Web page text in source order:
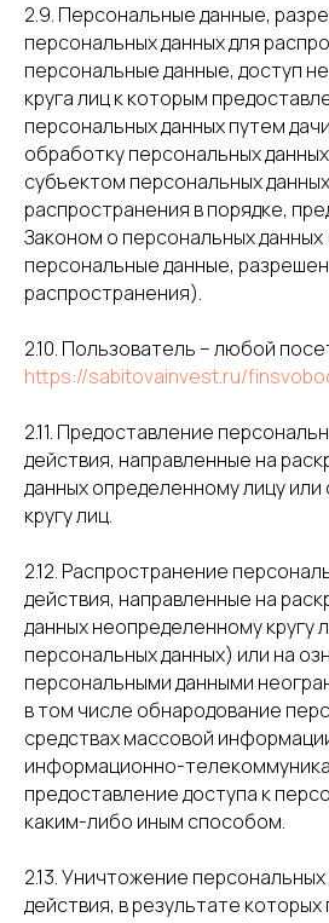
2.9. Персональные данные,
персональных данных для
персональные данные, доступ
круга лиц к которым
персональных данных путем
обработку персональных
субъектом персональных
распространения в порядке,
Законом о персональных
персональные данные,
распространения).
2.10. Пользователь – любой
https://sabitovainvest.ru/
2.11. Предоставление
действия, направленные на
данных определенному лицу
кругу лиц.
2.12. Распространение
действия, направленные на
данных неопределенному кругу
персональных данных) или на
персональными данными
в том числе обнародование
средствах массовой
информационно-
предоставление доступа к
каким-либо иным способом.
2.13. Уничтожение
действия, в результате